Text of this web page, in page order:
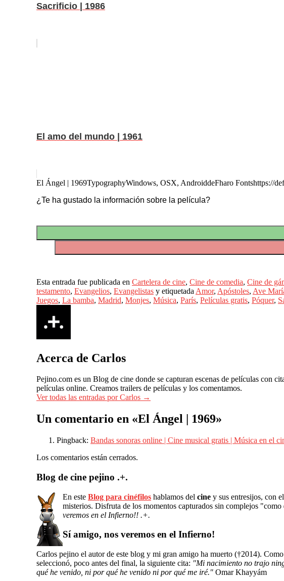
Sacrificio | 1986
El amo del mundo | 1961
El Ángel | 1969TypographyWindows, OSX, AndroiddeFharo Fontshttps://
¿Te ha gustado la información sobre la película?
Esta entrada fue publicada en Cartelera de cine, Cine de comedia, Cine de
testamento, Evangelios, Evangelistas y etiquetada Amor, Apóstoles, Ave
Juegos, La bamba, Madrid, Monjes, Música, París, Películas gratis, Póquer,
Acerca de Carlos
Pejino.com es un Blog de cine donde se capturan escenas de películas con
películas online. Creamos trailers de películas y los comentamos.
Ver todas las entradas por Carlos →
Un comentario en «El Ángel | 1969»
Pingback: Bandas sonoras online | Cine musical gratis | Música en el
Los comentarios están cerrados.
Blog de cine pejino .+.
En este Blog para cinéfilos hablamos del cine y sus entresijos, con
misterios. Disfruta de los momentos capturados sin complejos
veremos en el Infierno!! .+.
Sí amigo, nos veremos en el Infierno!
Carlos pejino el autor de este blog y mi gran amigo ha muerto (†2014).
seleccionó, poco antes del final, la siguiente cita: "Mi nacimiento no trajo
qué he venido, ni por qué he venido ni por qué me iré." Omar Khayyám